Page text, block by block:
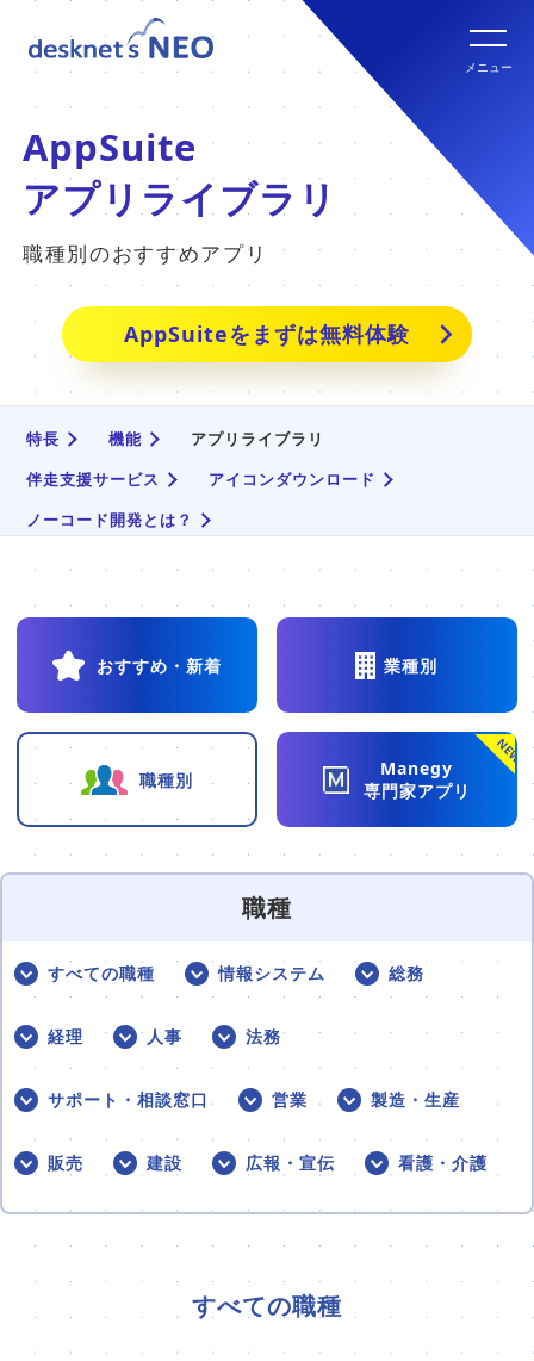
メニュー
クラウド版の特長
パッケージ版の特長
クラウド版・パッケージ版比較
他社グループウェアからの乗換 hot!
パッケージ版の動作環境
全文検索システム Neuron ES
クラウド版セキュリティオプション
連携ツール
クラウド版連携ツール
パッケージ版連携ツール
パッケージ版ライセンス価格
パッケージ版年間サポート
パッケージ版ご購入の流れ
販売パートナー
AppSuite
アプリライブラリ
職種別のおすすめアプリ
AppSuiteをまずは無料体験
特長 機能
アプリライブラリ
伴走支援サービス
アイコンダウンロード
ノーコード開発とは？
おすすめ・新着 業種別
職種別
NEW
Manegy
専門家アプリ
職種
すべての職種 情報システム 総務
経理 人事 法務
サポート・相談窓口 営業 製造・生産
販売 建設 広報・宣伝 看護・介護
すべての職種